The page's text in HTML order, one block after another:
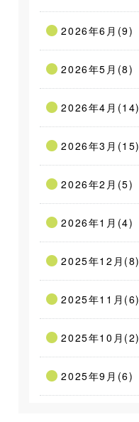
2026年6月(9)
2026年5月(8)
2026年4月(14)
2026年3月(15)
2026年2月(5)
2026年1月(4)
2025年12月(8)
2025年11月(6)
2025年10月(2)
2025年9月(6)